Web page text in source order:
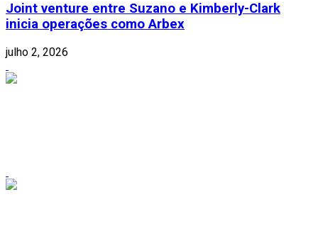
Joint venture entre Suzano e Kimberly-Clark
inicia operações como Arbex
julho 2, 2026